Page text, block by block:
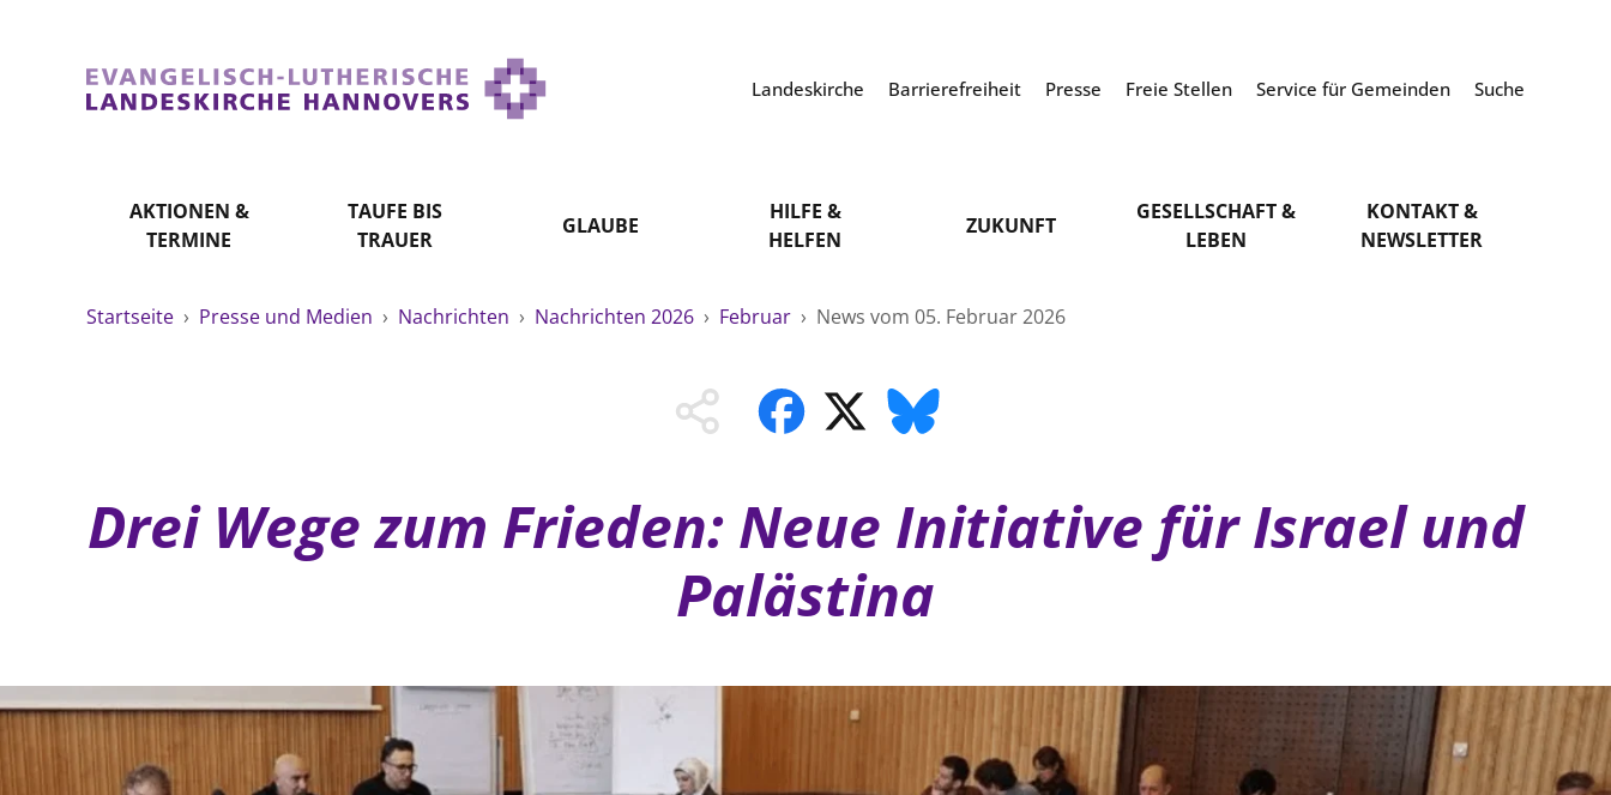
Landeskirche Barrierefreiheit Presse Freie Stellen Service für Gemeinden Suche
AKTIONEN &
TERMINE
TAUFE BIS
TRAUER
GLAUBE
HILFE &
HELFEN
ZUKUNFT
GESELLSCHAFT &
LEBEN
KONTAKT &
NEWSLETTER
Startseite › Presse und Medien › Nachrichten › Nachrichten 2026 › Februar › News vom 05. Februar 2026
Drei Wege zum Frieden: Neue Initiative für Israel und
Palästina